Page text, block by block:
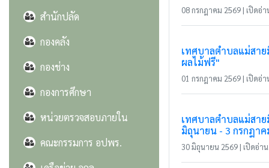
สำนักปลัด
กองคลัง
กองช่าง
กองการศึกษา
หน่วยตรวจสอบภายใน
คณะกรรมการ อปพร.
08 กรกฎาคม 2569 | เปิดอ่า
เทศบาลตำบลแม่สา
ผลไม้ฟรี"
01 กรกฎาคม 2569 | เปิดอ่า
เทศบาลตำบลแม่สา
มิถุนายน - 3 กรกฎาค
30 มิถุนายน 2569 | เปิดอ่า